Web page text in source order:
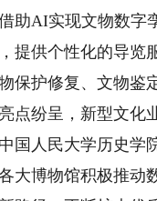
AI实现文物数字孪
提供个性化的导览
保护修复、文物
点纷呈，新型文化
人民大学历史学院
大博物馆积极推动